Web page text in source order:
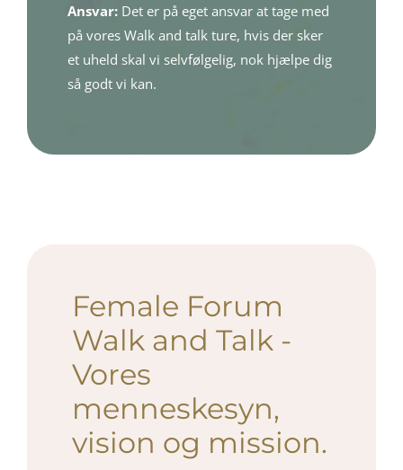
Ansvar:Det er på eget ansvar at tage med
på vores Walk and talk ture, hvis der sker
et uheld skal vi selvfølgelig, nok hjælpe dig
så godt vi kan.
Female Forum
Walk and Talk -
Vores
menneskesyn,
vision og mission.